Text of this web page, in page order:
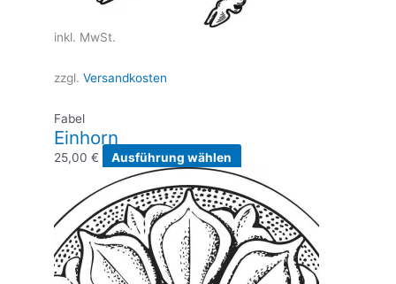
inkl. MwSt.
zzgl.Versandkosten
Fabel
Einhorn
25,00€ Ausführung wählen
Produkt
weist
mehrere
Varianten
auf.
Die